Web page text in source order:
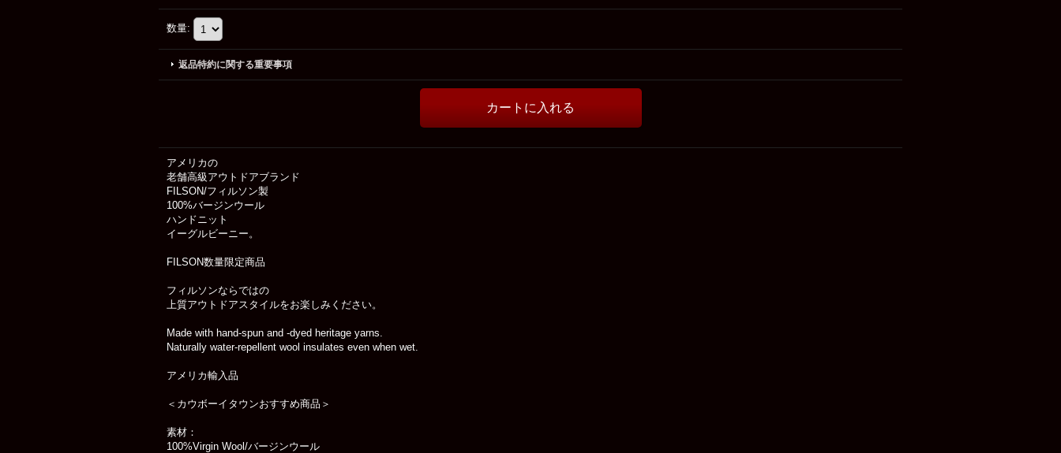
数量:
返品特約に関する重要事項
アメリカの
老舗高級アウトドアブランド
FILSON/フィルソン製
100%バージンウール
ハンドニット
イーグルビーニー。
FILSON数量限定商品
フィルソンならではの
上質アウトドアスタイルをお楽しみください。
Made with hand-spun and -dyed heritage yarns.
Naturally water-repellent wool insulates even when wet.
アメリカ輸入品
＜カウボーイタウンおすすめ商品＞
素材：
100%Virgin Wool/バージンウール